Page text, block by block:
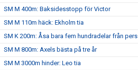
SM M 400m: Baksidesstopp för Victor
SM M 110m häck: Ekholm tia
SM K 200m: Åsa bara fem hundradelar från pers
SM M 800m: Axels bästa på tre år
SM M 3000m hinder: Leo tia